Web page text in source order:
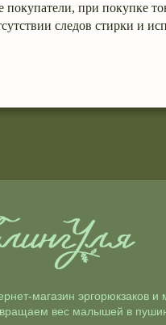
покупатели, при покупке
следов стирки и
магазин эргорюкзаков и
вес малышей в